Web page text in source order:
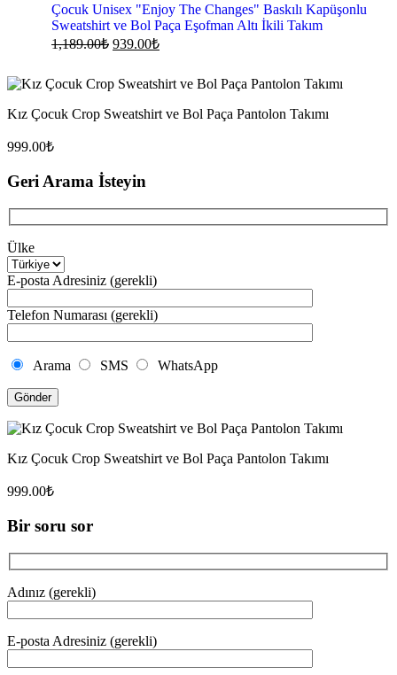
Çocuk Unisex "Enjoy The Changes" Baskılı Kapüşonlu
Sweatshirt ve Bol Paça Eşofman Altı İkili Takım
1,189.00₺ 939.00₺
Kız Çocuk Crop Sweatshirt ve Bol Paça Pantolon Takımı
999.00₺
Geri Arama İsteyin
Ülke
E-posta Adresiniz (gerekli)
Telefon Numarası (gerekli)
Arama SMS WhatsApp
Kız Çocuk Crop Sweatshirt ve Bol Paça Pantolon Takımı
999.00₺
Bir soru sor
Adınız (gerekli)
E-posta Adresiniz (gerekli)